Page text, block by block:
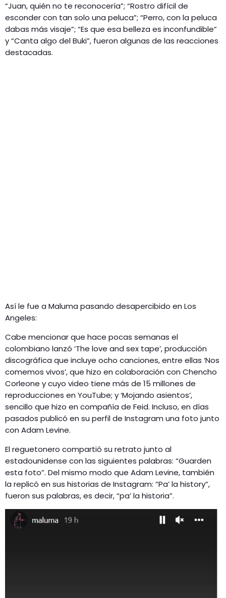
“Juan, quién no te reconocería”; “Rostro difícil de
esconder con tan solo una peluca”; “Perro, con la peluca
dabas más visaje”; “Es que esa belleza es inconfundible”
y “Canta algo del Buki”, fueron algunas de las reacciones
destacadas.
Así le fue a Maluma pasando desapercibido en Los
Angeles:
Cabe mencionar que hace pocas semanas el
colombiano lanzó ‘The love and sex tape’, producción
discográfica que incluye ocho canciones, entre ellas ‘Nos
comemos vivos’, que hizo en colaboración con Chencho
Corleone y cuyo video tiene más de 15 millones de
reproducciones en YouTube; y ‘Mojando asientos’,
sencillo que hizo en compañía de Feid. Incluso, en días
pasados publicó en su perfil de Instagram una foto junto
con Adam Levine.
El reguetonero compartió su retrato junto al
estadounidense con las siguientes palabras: “Guarden
esta foto”. Del mismo modo que Adam Levine, también
la replicó en sus historias de Instagram: “Pa’ la history”,
fueron sus palabras, es decir, “pa’ la historia”.